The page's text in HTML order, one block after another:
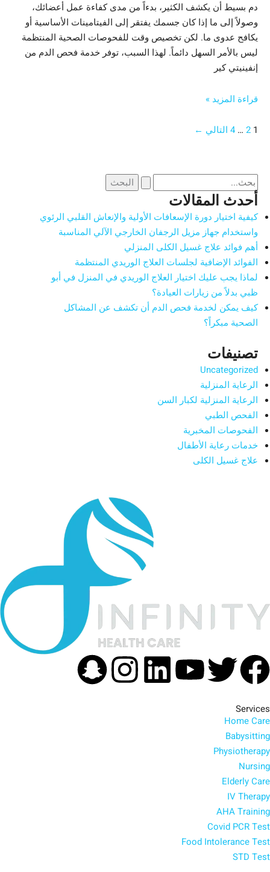
دم بسيط أن يكشف الكثير، بدءاً من مدى كفاءة عمل أعضائك،
وصولاً إلى ما إذا كان جسمك يفتقر إلى الفيتامينات الأساسية أو
يكافح عدوى ما. لكن تخصيص وقت للفحوصات الصحية المنتظمة
ليس بالأمر السهل دائماً. لهذا السبب، توفر خدمة فحص الدم من
إنفينيتي كير
قراءة المزيد »
1
2
…
4 التالي ←
أحدث المقالات
كيفية اختيار دورة الإسعافات الأولية والإنعاش القلبي الرئوي
واستخدام جهاز مزيل الرجفان الخارجي الآلي المناسبة
أهم فوائد علاج غسيل الكلى المنزلي
الفوائد الإضافية لجلسات العلاج الوريدي المنتظمة
لماذا يجب عليك اختيار العلاج الوريدي في المنزل في أبو
ظبي بدلاً من زيارات العيادة؟
كيف يمكن لخدمة فحص الدم أن تكشف عن المشاكل
الصحية مبكراً؟
تصنيفات
Uncategorized
الرعاية المنزلية
الرعاية المنزلية لكبار السن
الفحص الطبي
الفحوصات المخبرية
خدمات رعاية الأطفال
علاج غسيل الكلى
Facebook
Twitter
Youtube
Linkedin
Services
Home Care
Babysitting
Physiotherapy
Nursing
Elderly Care
IV Therapy
AHA Training
Covid PCR Test
Food Intolerance Test
STD Test